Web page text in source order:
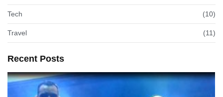
Tech (10)
Travel (11)
Recent Posts